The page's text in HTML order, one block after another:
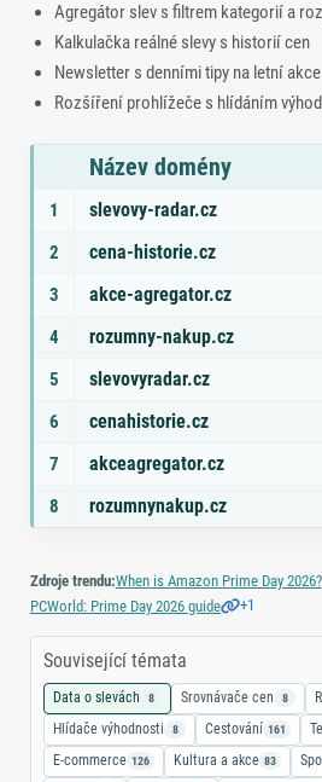
Agregátor slev s filtrem kategorií a
Kalkulačka reálné slevy s historií cen
Newsletter s denními tipy na letní akce
Rozšíření prohlížeče s hlídáním
Seznam doporučených domén s tématy
Název domény
1 slevovy-radar.cz
2 cena-historie.cz
3 akce-agregator.cz
4 rozumny-nakup.cz
5 slevovyradar.cz
6 cenahistorie.cz
7 akceagregator.cz
8 rozumnynakup.cz
Zdroje trendu:When is Amazon Prime Day 2026?
PCWorld: Prime Day 2026 guide
+1
Související témata
Data o slevách 8 Srovnávače cen 8
Hlídače výhodnosti 8 Cestování 161
E-commerce 126 Kultura a akce 83